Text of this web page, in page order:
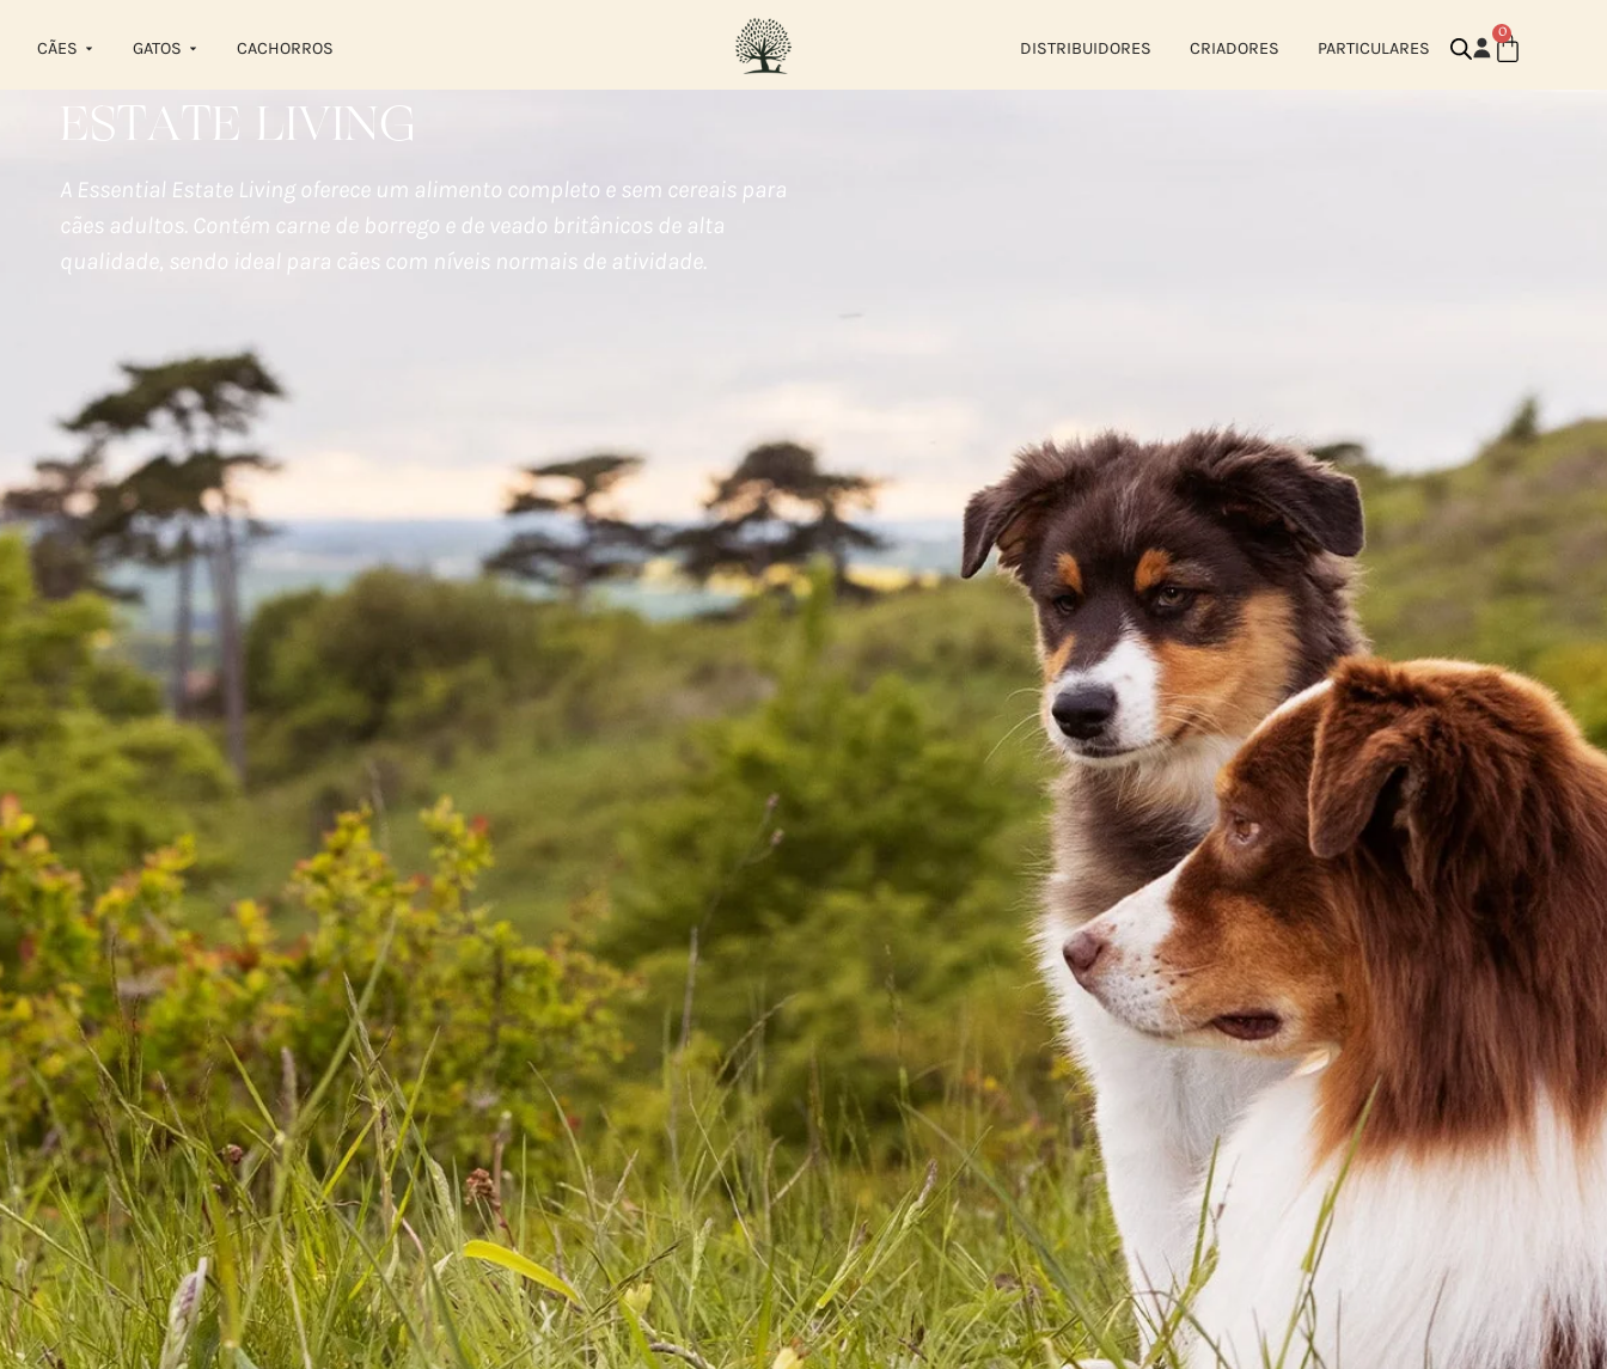
CÃES GATOS CACHORROS DISTRIBUIDORES CRIADORES PARTICULARES
0
ESTATE LIVING
A Essential Estate Living oferece um alimento completo e sem cereais para
cães adultos. Contém carne de borrego e de veado britânicos de alta
qualidade, sendo ideal para cães com níveis normais de atividade.